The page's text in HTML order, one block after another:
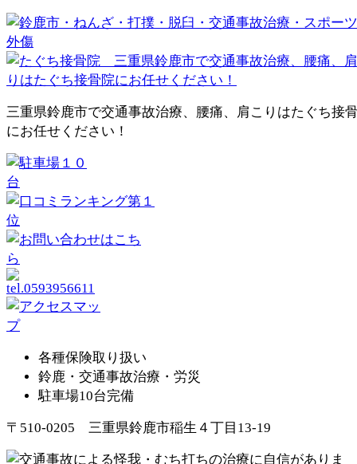
三重県鈴鹿市で交通事故治療、腰痛、肩こりはたぐち接
にお任せください！
各種保険取り扱い
鈴鹿・交通事故治療・労災
駐車場10台完備
〒510-0205 三重県鈴鹿市稲生４丁目13-19